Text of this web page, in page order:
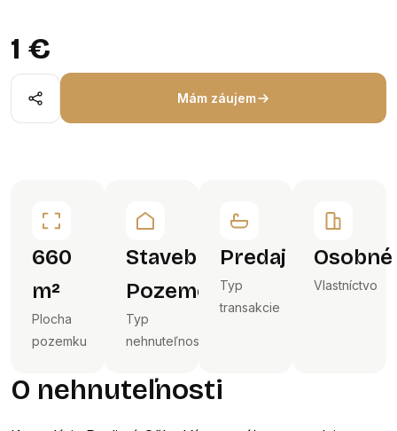
1 €
Mám záujem
660
m²
Plocha
pozemku
Stavebný
Pozemok
Typ
nehnuteľnosti
Predaj
Typ
transakcie
Osobné
Vlastníctvo
O nehnuteľnosti